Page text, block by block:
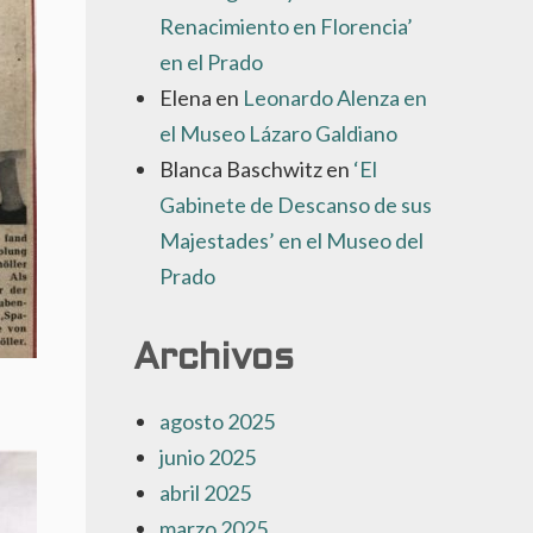
Renacimiento en Florencia’
en el Prado
Elena en Leonardo Alenza en
el Museo Lázaro Galdiano
Blanca Baschwitzen ‘El
Gabinete de Descanso de sus
Majestades’ en el Museo del
Prado
Archivos
agosto 2025
junio 2025
abril 2025